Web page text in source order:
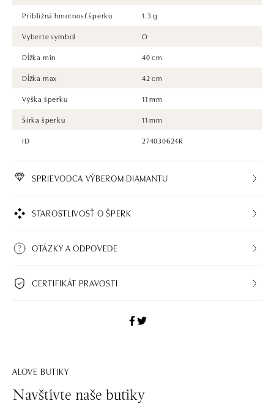
Približná hmotnosť šperku
1.3 g
Vyberte symbol
O
Dĺžka min
40 cm
Dĺžka max
42 cm
Výška šperku
11 mm
Šírka šperku
11 mm
ID
274030624R
SPRIEVODCA VÝBEROM DIAMANTU
STAROSTLIVOSŤ O ŠPERK
OTÁZKY A ODPOVEDE
CERTIFIKÁT PRAVOSTI
ALOVE BUTIKY
Navštívte naše butiky